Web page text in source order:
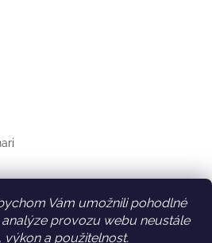
Vám umožnili pohodlné
provozu webu neustále
a použitelnost.
SK AT DE